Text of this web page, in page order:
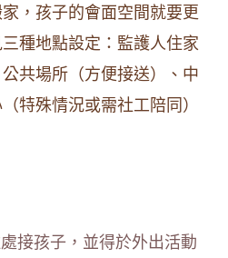
，孩子的會面空間就要更
種地點設定：監護人住家
公共場所（方便接送）、中
特殊情況或需社工陪同）
接孩子，並得於外出活動